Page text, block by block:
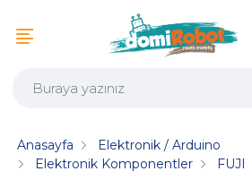
Anasayfa
Elektronik / Arduino
Elektronik Komponentler
FUJI